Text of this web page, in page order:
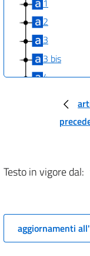
2
3
3 bis
4
8
10
Testo in vigore dal:
aggiornamenti